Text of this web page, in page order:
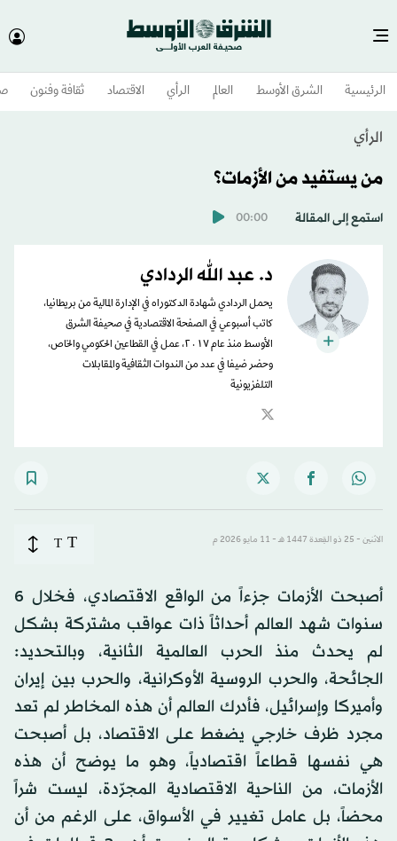
الرئيسية الشرق الأوسط​ العالم الرأي الاقتصاد ثقافة وفنون
الرأي
من يستفيد من الأزمات؟
استمع إلى المقالة 00:00
د. عبد الله الردادي
يحمل الردادي شهادة الدكتوراه في الإدارة المالية من بريطانيا،
كاتب أسبوعي في الصفحة الاقتصادية في صحيفة الشرق
الأوسط منذ عام ٢٠١٧، عمل في القطاعين الحكومي والخاص،
وحضر ضيفا في عدد من الندوات الثقافية والمقابلات
التلفزيونية
الاثنين - 25 ذو القِعدة 1447 هـ - 11 مايو 2026 م T
T
أصبحت الأزمات جزءاً من الواقع الاقتصادي، فخلال 6
سنوات شهد العالم أحداثاً ذات عواقب مشتركة بشكل
لم يحدث منذ الحرب العالمية الثانية، وبالتحديد:
الجائحة، والحرب الروسية الأوكرانية، والحرب بين إيران
وأميركا وإسرائيل، فأدرك العالم أن هذه المخاطر لم تعد
مجرد ظرف خارجي يضغط على الاقتصاد، بل أصبحت
هي نفسها قطاعاً اقتصادياً، وهو ما يوضح أن هذه
الأزمات، من الناحية الاقتصادية المجرّدة، ليست شراً
محضاً، بل عامل تغيير في الأسواق، على الرغم من أن